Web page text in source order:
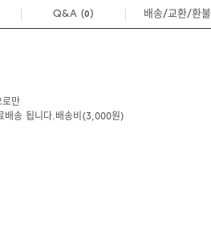
Q&A (0) 배송/교환/환불
만
송 됩니다.배송비(3,000원)